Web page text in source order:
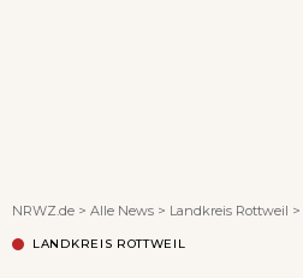
NRWZ.de > Alle News > Landkreis Rottweil >
LANDKREIS ROTTWEIL